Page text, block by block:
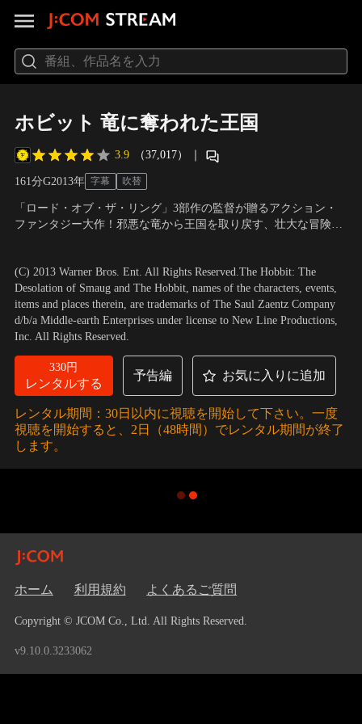
ホビット 竜に奪われた王国
3.9 （37,017） ｜
161分G2013年 字幕 吹替
「ロード・オブ・ザ・リング」3部作の監督が贈るアクション・
ファンタジー大作！邪悪な竜から王国を取り戻す、壮大な冒険の
に乗り出すことになる。王国を奪ったのは、一頭の竜＜スマウグ
＞。果たして彼らは王国を取り戻すことが出来るのか…？
ー・ジャクソン
(C) 2013 Warner Bros. Ent. All Rights Reserved.The Hobbit: The
Desolation of Smaug and The Hobbit, names of the characters, events,
items and places therein, are trademarks of The Saul Zaentz Company
d/b/a Middle-earth Enterprises under license to New Line Productions,
Inc. All Rights Reserved.
330円
レンタルする
予告編 お気に入りに追加
レンタル期間：30日以内に視聴を開始して下さい。一度
視聴を開始すると、2日（48時間）でレンタル期間が終了
します。
ホーム 利用規約 よくあるご質問
Copyright © JCOM Co., Ltd. All Rights Reserved.
v9.10.0.3233062